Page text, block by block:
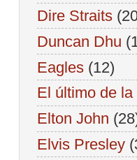
Dire Straits
Duncan Dhu
Eagles (12)
El último de la
Elton John
Elvis Presley